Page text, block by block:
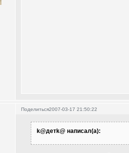
Поделиться2007-03-17 21:50:22
k@детk@ написал(а):